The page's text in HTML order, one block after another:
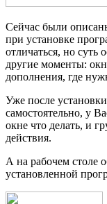
Сейчас были
при установке
отличаться, но суть
другие моменты:
дополнения, где
Уже после
самостоятельно, у
окне что делать, и
действия.
А на рабочем столе
установленной